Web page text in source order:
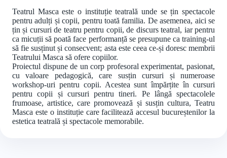
Teatrul Masca este o instituție teatrală unde se țin spectacole
pentru adulți și copii, pentru toată familia. De asemenea, aici se
țin și cursuri de teatru pentru copii, de discurs teatral, iar pentru
ca micuții să poată face performanță se presupune ca training-ul
să fie susținut și consecvent; asta este ceea ce-și doresc membrii
Teatrului Masca să ofere copiilor.
Proiectul dispune de un corp profesoral experimentat, pasionat,
cu valoare pedagogică, care susțin cursuri și numeroase
workshop-uri pentru copii. Acestea sunt împărțite în cursuri
pentru copii și cursuri pentru tineri. Pe lângă spectacolele
frumoase, artistice, care promovează și susțin cultura, Teatru
Masca este o instituție care facilitează accesul bucureștenilor la
estetica teatrală și spectacole memorabile.